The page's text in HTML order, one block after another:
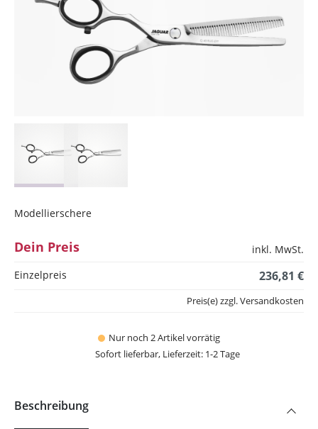
Modellierschere
Dein Preis
inkl. MwSt.
Einzelpreis
236,81 €
Nur noch 2 Artikel vorrätig
Sofort lieferbar, Lieferzeit: 1-2 Tage
Preis(e) zzgl. Versandkosten
Beschreibung